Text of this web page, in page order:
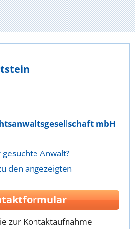
mbH
Anwalt?
den angezeigten
zur Kontaktaufnahme